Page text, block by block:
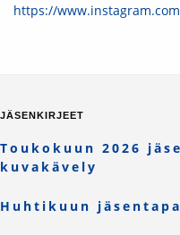
https://
JÄSENKIRJEET
Toukokuun 2026
kuvakävely
Huhtikuun